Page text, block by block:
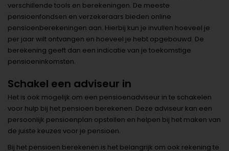
verschillende tools en berekeningen. De meeste
pensioenfondsen en verzekeraars bieden online
pensioenberekeningen aan. Hierbij kun je invullen hoeveel je
per jaar wilt ontvangen en hoeveel je hebt opgebouwd. De
berekening geeft dan een indicatie van je toekomstige
pensioeninkomsten.
Schakel een adviseur in
Het is ook mogelijk om een pensioenadviseur in te schakelen
voor hulp bij het pensioen berekenen. Deze adviseur kan een
persoonlijk pensioenplan opstellen en helpen bij het maken van
de juiste keuzes voor je pensioen.
Bij het pensioen berekenen is het belangrijk om ook rekening te